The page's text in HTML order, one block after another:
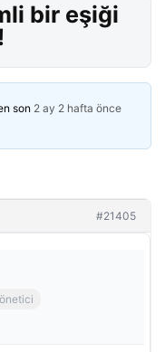
bir eşiği
son 2 ay 2 hafta önce
#21405